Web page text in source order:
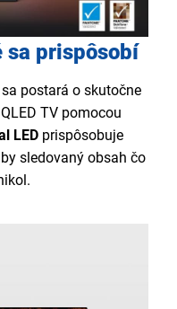
sa prispôsobí
postará o skutočne
TV pomocou
LED prispôsobuje
sledovaný obsah čo